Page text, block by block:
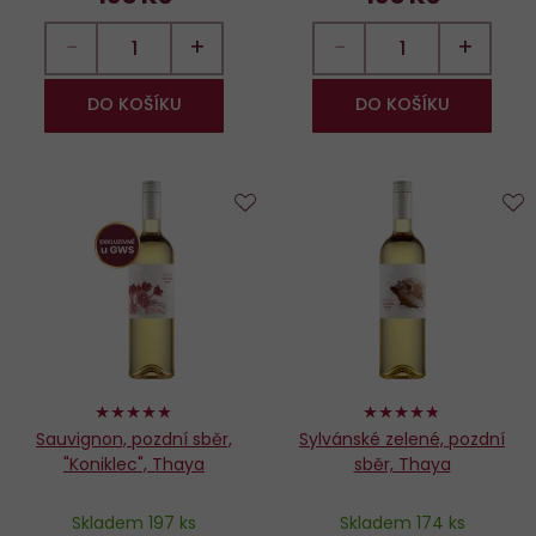
− +
DO KOŠÍKU
− +
DO KOŠÍKU
96%
Sauvignon, pozdní sběr,
"Koniklec", Thaya
Skladem 197 ks
94%
Sylvánské zelené, pozdní
sběr, Thaya
Skladem 174 ks